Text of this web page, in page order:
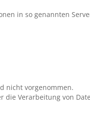
in so genannten
nicht vorgenommen.
die Verarbeitung von